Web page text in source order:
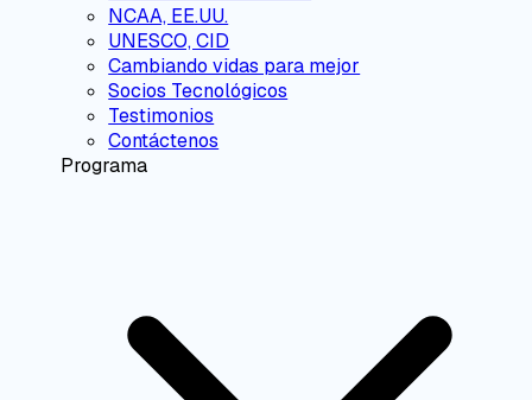
NCAA, EE.UU.
UNESCO, CID
Cambiando vidas para mejor
Socios Tecnológicos
Testimonios
Contáctenos
Programa